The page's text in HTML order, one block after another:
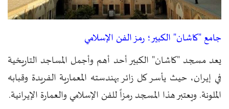
جامع "كاشان" الكبير؛ رمز الفن الإسلامي
يعد مسجد "كاشان" الكبير أحد أهم وأجمل المساجد التاريخية
في إيران، حيث يأسر كل زائر بهندسته المعمارية الفريدة وقبابه
الملونة. ويعتبر هذا المسجد رمزاً للفن الإسلامي والعمارة الإيرانية.